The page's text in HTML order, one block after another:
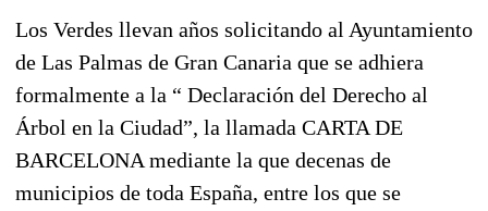
Los Verdes llevan años solicitando al Ayuntamiento
de Las Palmas de Gran Canaria que se adhiera
formalmente a la “ Declaración del Derecho al
Árbol en la Ciudad”, la llamada CARTA DE
BARCELONA mediante la que decenas de
municipios de toda España, entre los que se